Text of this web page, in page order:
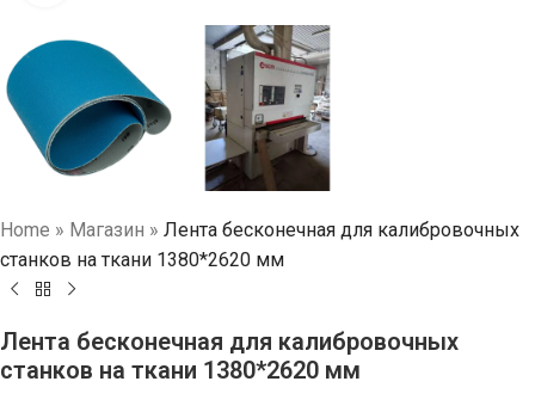
Home » Магазин » Лента бесконечная для калибровочных
станков на ткани 1380*2620 мм
Лента бесконечная для калибровочных
станков на ткани 1380*2620 мм